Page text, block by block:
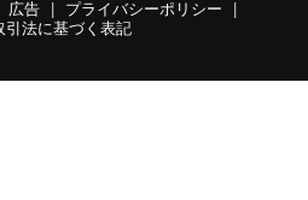
広告 プライバシーポリシー
引法に基づく表記